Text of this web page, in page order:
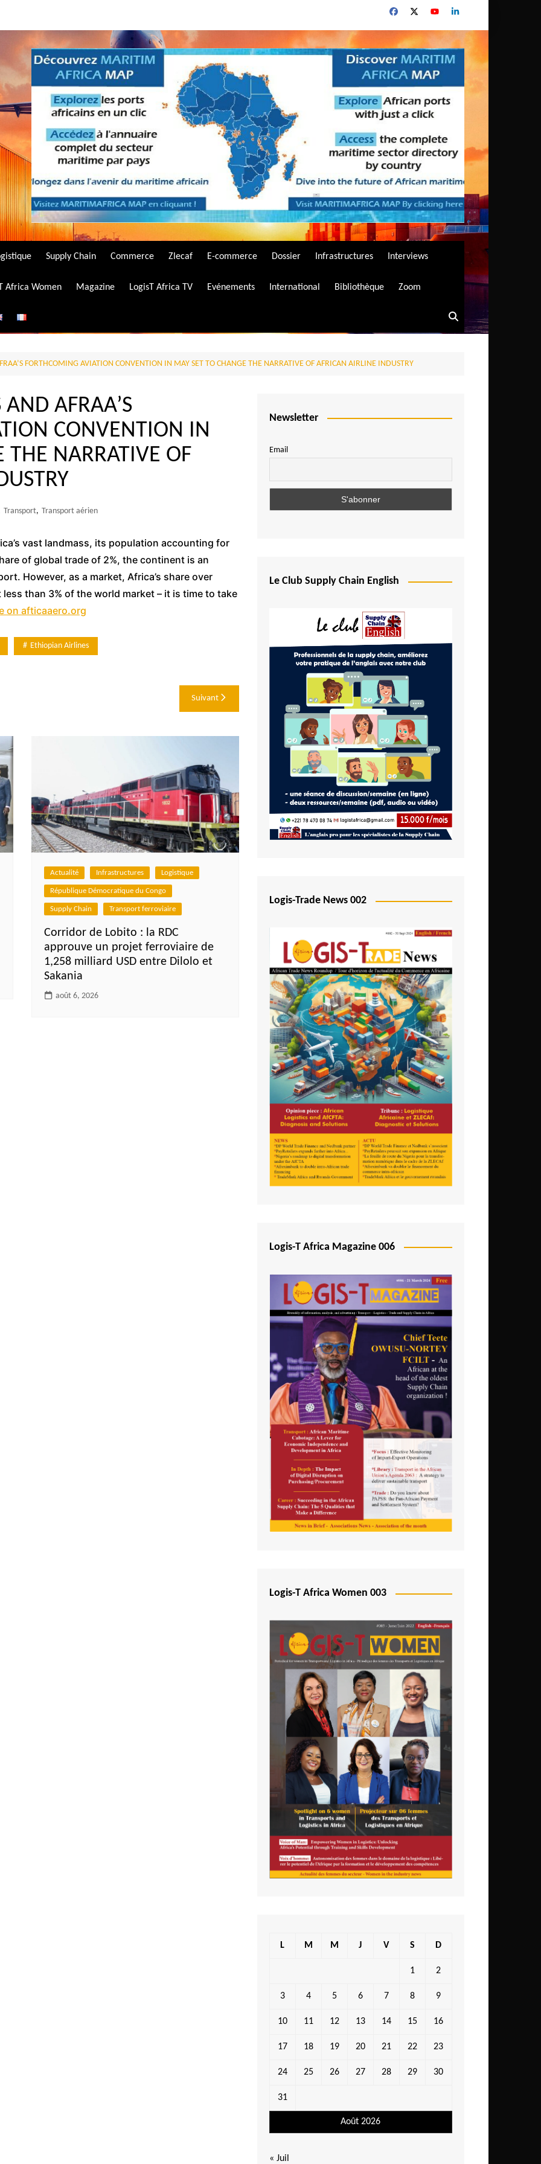
Supply Chain Commerce Zlecaf E-commerce Dossier Infrastructures Interviews
Africa Women Magazine LogisT Africa TV Evénements International Bibliothèque Zoom
FORTHCOMING AVIATION CONVENTION IN MAY SET TO CHANGE THE NARRATIVE OF AFRICAN AIRLINE INDUSTRY
AFRAA’S
CONVENTION IN
THE NARRATIVE OF
Transport, Transport aérien
vast landmass, its population accounting for
of global trade of 2%, the continent is an
However, as a market, Africa’s share over
than 3% of the world market – it is time to take
on afticaaero.org
Ethiopian Airlines
Suivant
Actualité Infrastructures Logistique
République Démocratique du Congo
Supply Chain Transport ferroviaire
Corridor de Lobito : la RDC
approuve un projet ferroviaire de
1,258 milliard USD entre Dilolo et
Sakania
août 6, 2026
Newsletter
Email
Le Club Supply Chain English
Logis-Trade News 002
Logis-T Africa Magazine 006
Logis-T Africa Women 003
Août 2026
L M M J V S D
1 2
3 4 5 6 7 8 9
10 11 12 13 14 15 16
17 18 19 20 21 22 23
24 25 26 27 28 29 30
31
« Juil